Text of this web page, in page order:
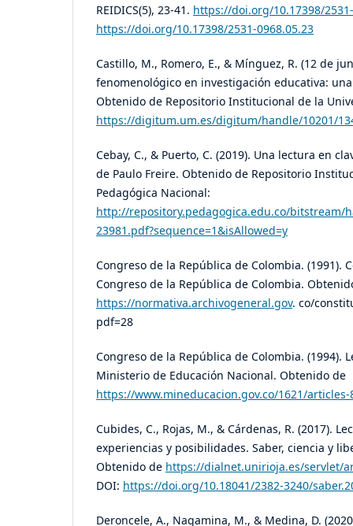
REIDICS(5), 23-41. https://doi.org/10.17398/
https://doi.org/10.17398/2531-0968.05.23
Castillo, M., Romero, E., & Mínguez, R. (12 de
fenomenológico en investigación educativa:
Obtenido de Repositorio Institucional de la
https://digitum.um.es/digitum/handle/10201/
Cebay, C., & Puerto, C. (2019). Una lectura en
de Paulo Freire. Obtenido de Repositorio
Pedagógica Nacional:
http://repository.pedagogica.edu.co/bitstream/
23981.pdf?sequence=1&isAllowed=y
Congreso de la República de Colombia. (1991).
Congreso de la República de Colombia.
https://normativa.archivogeneral.gov. co/
pdf=28
Congreso de la República de Colombia. (1994).
Ministerio de Educación Nacional. Obtenido de
https://www.mineducacion.gov.co/1621/
Cubides, C., Rojas, M., & Cárdenas, R. (2017).
experiencias y posibilidades. Saber, ciencia y
Obtenido de https://dialnet.unirioja.es/servlet/
DOI: https://doi.org/10.18041/2382-3240/
Deroncele, A., Nagamina, M., & Medina, D.